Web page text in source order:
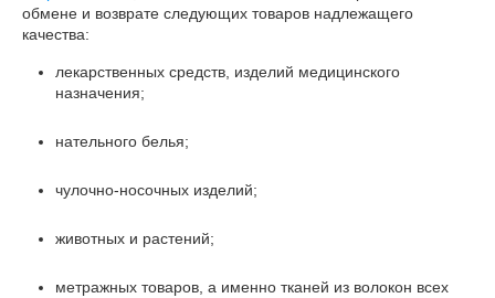
обмене и возврате следующих товаров надлежащего
качества:
лекарственных средств, изделий медицинского
назначения;
нательного белья;
чулочно-носочных изделий;
животных и растений;
метражных товаров, а именно тканей из волокон всех